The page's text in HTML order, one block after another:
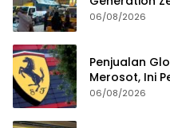
06/08/2026
Penjualan
Merosot, Ini
06/08/2026